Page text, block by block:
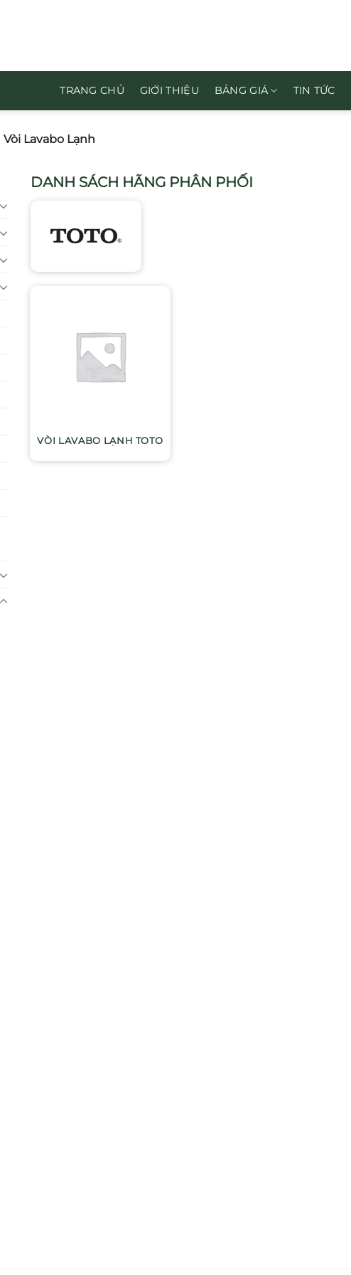
TRANG CHỦ GIỚI THIỆU BẢNG GIÁ TIN TỨC
Vòi Lavabo Lạnh
DANH SÁCH HÃNG PHÂN PHỐI
VÒI LAVABO LẠNH TOTO